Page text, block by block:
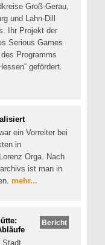
Groß-Gerau,
und Lahn-Dill
Ihr Projekt der
Serious Games
Programms
gefördert.
ein Vorreiter bei
in
Orga. Nach
ist man in
mehr...
Bericht
Stadt